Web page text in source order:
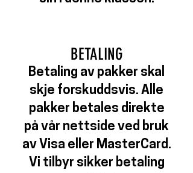
BETALING
Betaling av pakker skal
skje forskuddsvis. Alle
pakker betales direkte
på vår nettside ved bruk
av Visa eller MasterCard.
Vi tilbyr sikker betaling